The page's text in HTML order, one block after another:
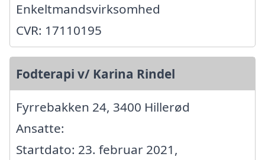
Enkeltmandsvirksomhed
CVR: 17110195
Fodterapi v/ Karina Rindel
Fyrrebakken 24, 3400 Hillerød
Ansatte:
Startdato: 23. februar 2021,